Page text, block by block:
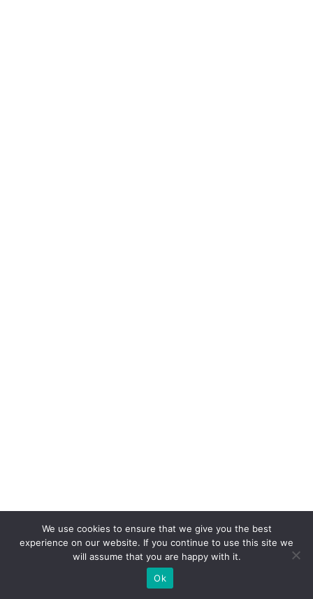
We use cookies to ensure that we give you the best
experience on our website. If you continue to use this site we
will assume that you are happy with it.
Ok